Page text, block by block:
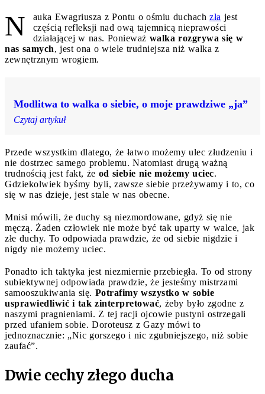
N auka Ewagriusza z Pontu o ośmiu duchach zła jest
częścią refleksji nad ową tajemnicą nieprawości
działającej w nas. Ponieważ walka rozgrywa się w
nas samych, jest ona o wiele trudniejsza niż walka z
zewnętrznym wrogiem.
Modlitwa to walka o siebie, o moje prawdziwe „ja”
Czytaj artykuł
Przede wszystkim dlatego, że łatwo możemy ulec złudzeniu i
nie dostrzec samego problemu. Natomiast drugą ważną
trudnością jest fakt, że od siebie nie możemy uciec.
Gdziekolwiek byśmy byli, zawsze siebie przeżywamy i to, co
się w nas dzieje, jest stale w nas obecne.
Mnisi mówili, że duchy są niezmordowane, gdyż się nie
męczą. Żaden człowiek nie może być tak uparty w walce, jak
złe duchy. To odpowiada prawdzie, że od siebie nigdzie i
nigdy nie możemy uciec.
Ponadto ich taktyka jest niezmiernie przebiegła. To od strony
subiektywnej odpowiada prawdzie, że jesteśmy mistrzami
samooszukiwania się. Potrafimy wszystko w sobie
usprawiedliwić i tak zinterpretować, żeby było zgodne z
naszymi pragnieniami. Z tej racji ojcowie pustyni ostrzegali
przed ufaniem sobie. Doroteusz z Gazy mówi to
jednoznacznie: „Nic gorszego i nic zgubniejszego, niż sobie
zaufać”.
Dwie cechy złego ducha